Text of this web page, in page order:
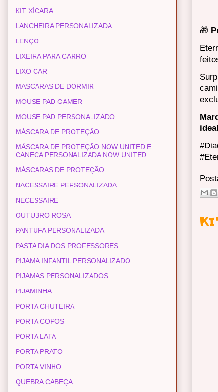
🎁
KIT XÍCARA
LANCHEIRA PERSONALIZADA
LENÇO
LIXEIRA PARA CARRO
LIXO CAR
MASCARAS DE DORMIR
MOUSE PAD GAMER
MOUSE PAD PERSONALIZADO
MÁSCARA DE PROTEÇÃO
MÁSCARA DE PROTEÇÃO NOW UNITED E
CANECA PERSONALIZADA NOW UNITED
MÁSCARAS DE PROTEÇÃO
NACESSAIRE PERSONALIZADA
NECESSAIRE
OUTUBRO ROSA
PANTUFA PERSONALIZADA
PASTA DIA DOS PROFESSORES
PIJAMA INFANTIL PERSONALIZADO
PIJAMAS PERSONALIZADOS
PIJAMINHA
PORTA CHUTEIRA
PORTA COPOS
PORTA LATA
PORTA PRATO
PORTA VINHO
QUEBRA CABEÇA